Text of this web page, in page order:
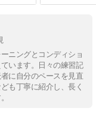
ニングとコンディショ
います。日々の練習記
に自分のペースを見直
も丁寧に紹介し、長く